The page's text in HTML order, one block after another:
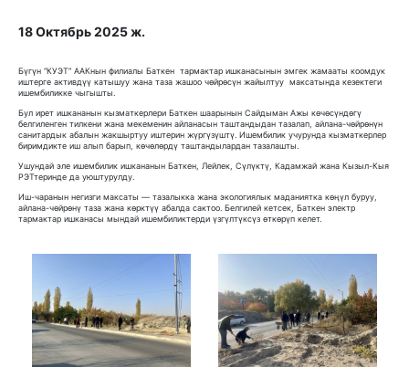
18 Октябрь 2025 ж.
Бүгүн “КУЭТ” ААКнын филиалы Баткен тармактар ишканасынын эмгек жамааты коомдук
иштерге активдүү катышуу жана таза жашоо чөйрөсүн жайылтуу максатында кезектеги
ишембиликке чыгышты.
Бул ирет ишкананын кызматкерлери Баткен шаарынын Сайдыман Ажы көчөсүндөгү
белгиленген тилкени жана мекеменин айланасын таштандыдан тазалап, айлана-чөйрөнүн
санитардык абалын жакшыртуу иштерин жүргүзүштү. Ишембилик учурунда кызматкерлер
биримдикте иш алып барып, көчөлөрдү таштандылардан тазалашты.
Ушундай эле ишембилик ишкананын Баткен, Лейлек, Сүлүктү, Кадамжай жана Кызыл-Кыя
РЭТтеринде да уюштурулду.
Иш-чаранын негизги максаты — тазалыкка жана экологиялык маданиятка көңүл буруу,
айлана-чөйрөнү таза жана көрктүү абалда сактоо. Белгилей кетсек, Баткен электр
тармактар ишканасы мындай ишембиликтерди үзгүлтүксүз өткөрүп келет.